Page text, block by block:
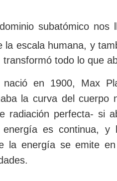
subatómico
la escala humana, y
todo lo que
en 1900, Max
la curva del cuerpo
radiación perfecta- si
es continua, y
la energía se emite